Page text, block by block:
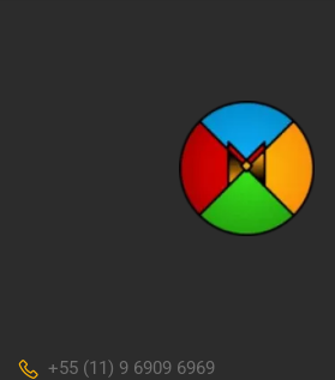
+55 (11) 9 6909 6969